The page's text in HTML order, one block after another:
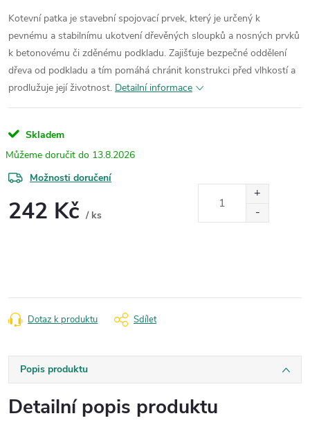
Kotevní patka je stavební spojovací prvek, který je určený k
pevnému a stabilnímu ukotvení dřevěných sloupků a nosných prvků
k betonovému či zděnému podkladu. Zajišťuje bezpečné oddělení
dřeva od podkladu a tím pomáhá chránit konstrukci před vlhkostí a
prodlužuje její životnost. Detailní informace
Skladem
13.8.2026
Možnosti doručení
242 Kč / ks
Dotaz k produktu Sdílet
Popis produktu
Detailní popis produktu